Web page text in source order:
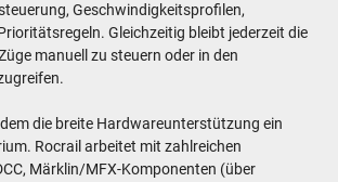
Geschwindigkeitsprofilen,
Gleichzeitig bleibt jederzeit die
manuell zu steuern oder in den
die breite Hardwareunterstützung ein
Rocrail arbeitet mit zahlreichen
Märklin/MFX-Komponenten (über